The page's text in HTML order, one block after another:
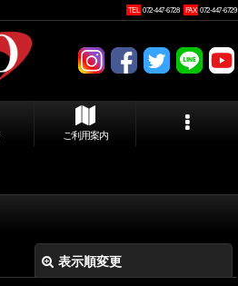
TEL 072-447-6728 FAX 072-447-6729
ご利用案内
表示順変更